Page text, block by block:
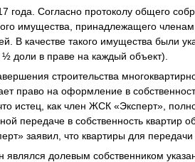
Согласно протоколу общего
имущества, принадлежащего
В качестве такого имущества были
доли в праве на каждый объект).
строительства
право на оформление в
истец, как член ЖСК «Эксперт»,
передаче в собственность
заявил, что квартиры для передачи
являлся долевым собственником